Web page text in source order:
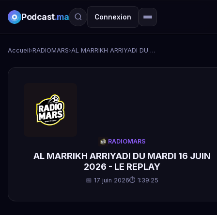
Podcast.ma Connexion
Accueil›RADIOMARS› AL MARRIKH ARRIYADI DU MARDI 16 JUIN 2026 - LE REPLAY
RADIOMARS
AL MARRIKH ARRIYADI DU MARDI 16 JUIN
2026 - LE REPLAY
📅 17 juin 2026⏱ 1:39:25